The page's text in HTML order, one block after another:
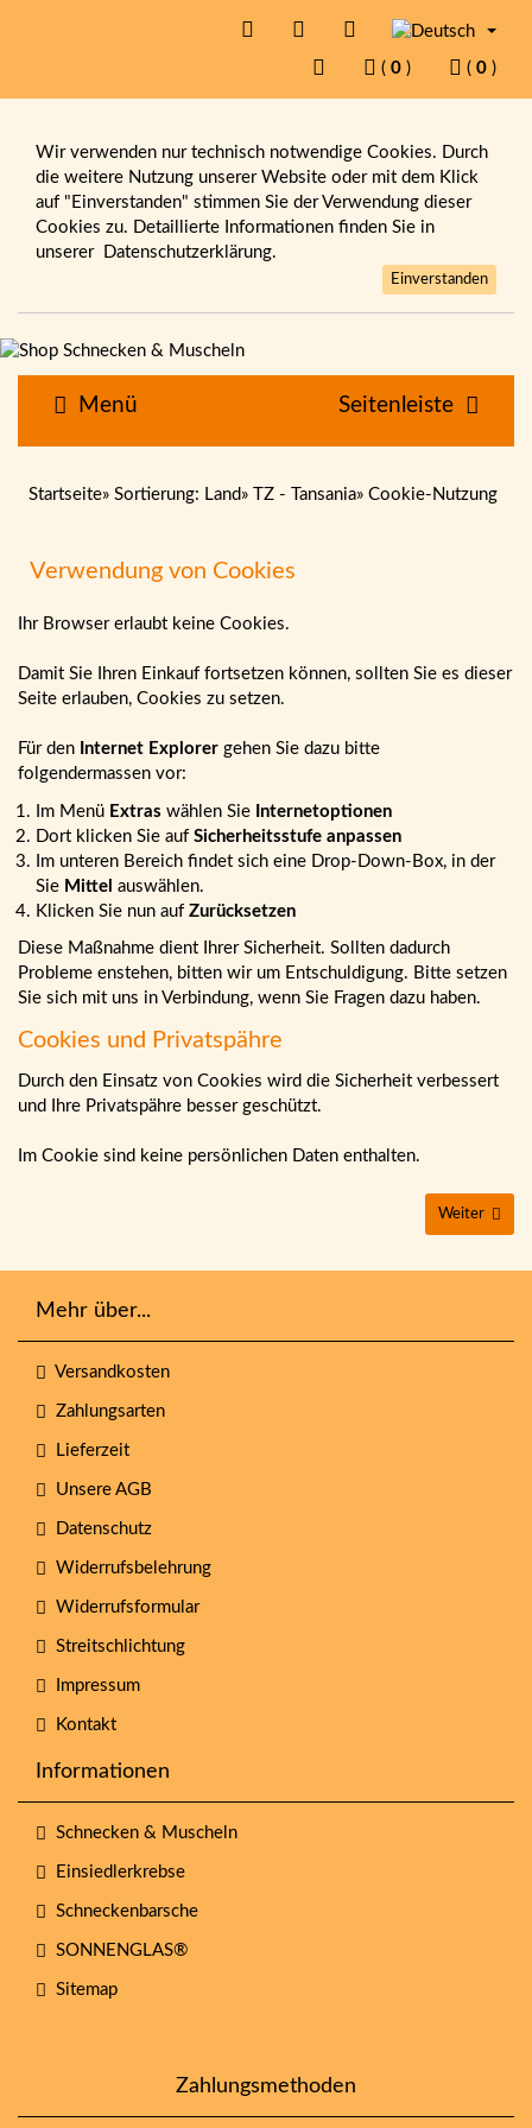
( 0 ) ( 0 )
Wir verwenden nur technisch notwendige Cookies. Durch
die weitere Nutzung unserer Website oder mit dem Klick
auf "Einverstanden" stimmen Sie der Verwendung dieser
Cookies zu. Detaillierte Informationen finden Sie in
unserer Datenschutzerklärung.
Einverstanden
Menü Seitenleiste
Startseite» Sortierung: Land » TZ - Tansania» Cookie-Nutzung
Verwendung von Cookies
Ihr Browser erlaubt keine Cookies.
Damit Sie Ihren Einkauf fortsetzen können, sollten Sie es dieser
Seite erlauben, Cookies zu setzen.
Für den Internet Explorer gehen Sie dazu bitte
folgendermassen vor:
Im Menü Extras wählen Sie Internetoptionen
Dort klicken Sie auf Sicherheitsstufe anpassen
Im unteren Bereich findet sich eine Drop-Down-Box, in der
Sie Mittel auswählen.
Klicken Sie nun auf Zurücksetzen
Diese Maßnahme dient Ihrer Sicherheit. Sollten dadurch
Probleme enstehen, bitten wir um Entschuldigung. Bitte setzen
Sie sich mit uns in Verbindung, wenn Sie Fragen dazu haben.
Cookies und Privatspähre
Durch den Einsatz von Cookies wird die Sicherheit verbessert
und Ihre Privatspähre besser geschützt.
Im Cookie sind keine persönlichen Daten enthalten.
Weiter
Mehr über...
Versandkosten
Zahlungsarten
Lieferzeit
Unsere AGB
Datenschutz
Widerrufsbelehrung
Widerrufsformular
Streitschlichtung
Impressum
Kontakt
Informationen
Schnecken & Muscheln
Einsiedlerkrebse
Schneckenbarsche
SONNENGLAS®
Sitemap
Zahlungsmethoden